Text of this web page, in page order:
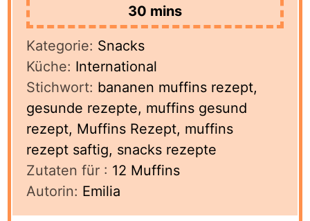
30 minutes
mins
Kategorie: Snacks
Küche: International
Stichwort: bananen muffins rezept,
gesunde rezepte, muffins gesund
rezept, Muffins Rezept, muffins
rezept saftig, snacks rezepte
Zutaten für : 12 Muffins
Autorin: Emilia